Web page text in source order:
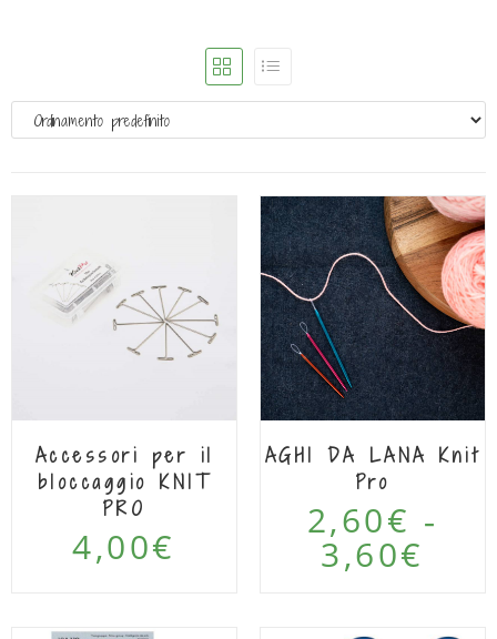
Accessori per il
bloccaggio KNIT
PRO
4,00€
AGHI DA LANA Knit
Pro
2,60€ -
3,60€